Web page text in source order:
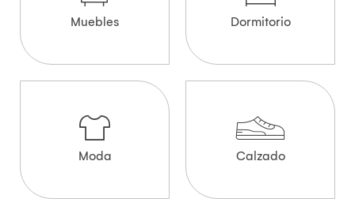
Muebles Dormitorio
Moda Calzado